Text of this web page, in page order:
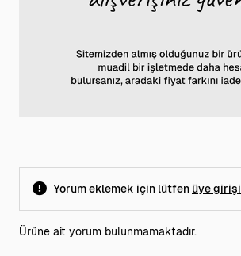
Yorum eklemek için lütfen üye girişi
Ürüne ait yorum bulunmamaktadır.